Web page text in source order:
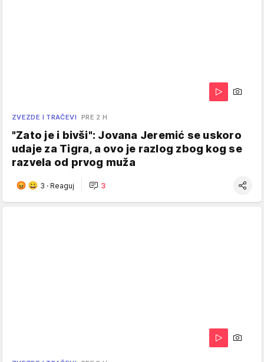
ZVEZDE I TRAČEVI PRE 2 H
"Zato je i bivši": Jovana Jeremić se uskoro
udaje za Tigra, a ovo je razlog zbog kog se
razvela od prvog muža
3 · Reaguj 3